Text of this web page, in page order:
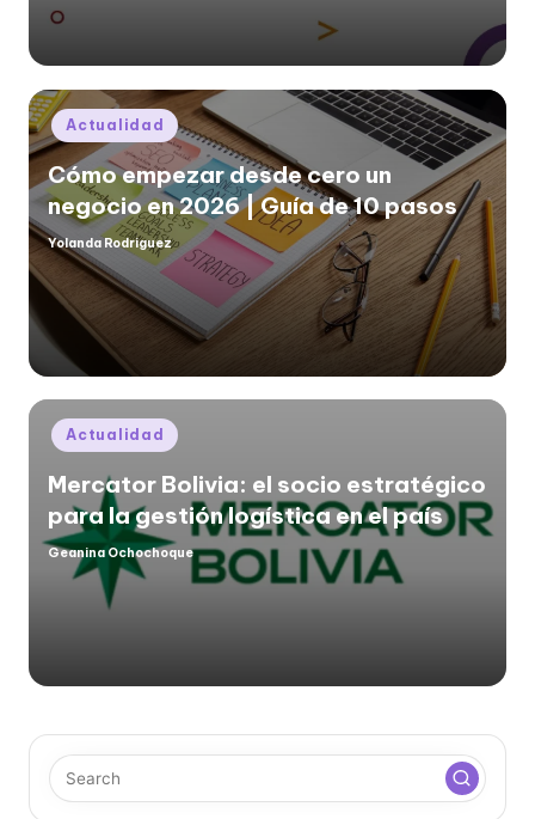
Posted
in
Actualidad
Cómo empezar desde cero un
negocio en 2026 | Guía de 10 pasos
Posted
Yolanda Rodriguez
Posted
in
Actualidad
Mercator Bolivia: el socio estratégico
para la gestión logística en el país
Posted
Geanina Ochochoque